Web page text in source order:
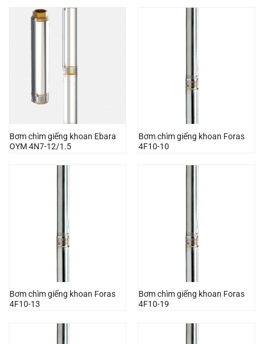
Bơm chìm giếng khoan Ebara
OYM 4N7-12/1.5
Bơm chìm giếng khoan Foras
4F10-10
Bơm chìm giếng khoan Foras
4F10-13
Bơm chìm giếng khoan Foras
4F10-19